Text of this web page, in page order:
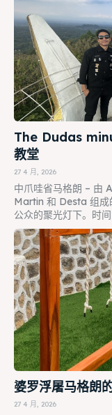
The Dudas
教堂
27 4 月, 2026
中爪哇省马格朗 – 由
Martin 和 Desta 组成
公众的聚光灯下。时间
婆罗浮屠马格朗
27 4 月, 2026